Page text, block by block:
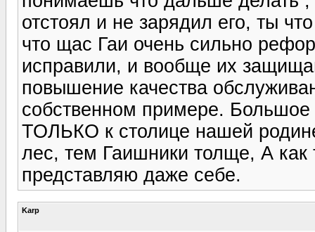
отстоял и не зарядил его, ты
что щас Гаи очень сильно
исправили, и вообще их
повышение качества
собственном примере.
ТОЛЬКО к столице нашей
лес, тем Гаишники толще, А
представляю даже себе.
Karp